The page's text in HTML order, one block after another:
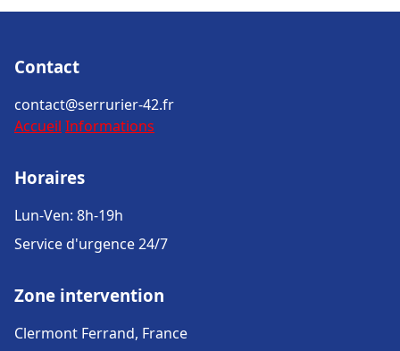
Contact
contact@serrurier-42.fr
Accueil Informations
Horaires
Lun-Ven: 8h-19h
Service d'urgence 24/7
Zone intervention
Clermont Ferrand, France